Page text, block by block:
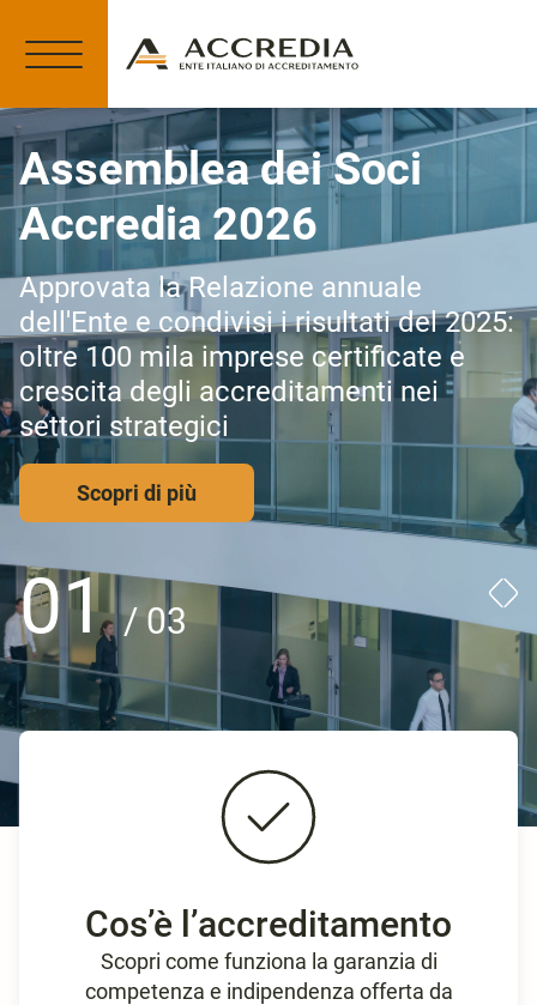
Assemblea dei Soci
Accredia 2026
Approvata la Relazione annuale
dell'Ente e condivisi i risultati del 2025:
oltre 100 mila imprese certificate e
crescita degli accreditamenti nei
settori strategici
Scopri di più
01 / 03
Cos’è l’accreditamento
Scopri come funziona la garanzia di
competenza e indipendenza offerta da